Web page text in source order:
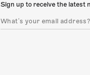
Sign up to receive the latest